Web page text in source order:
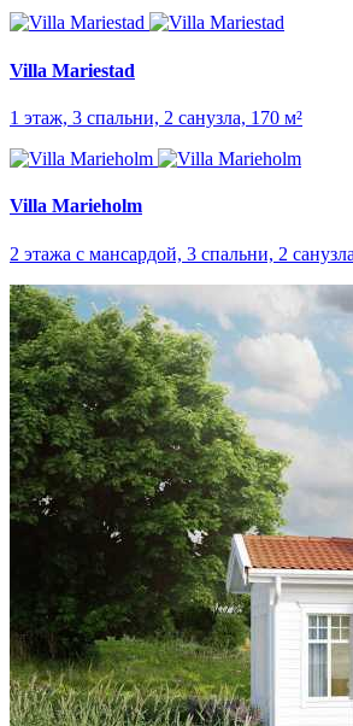
Villa Mariestad
1 этаж, 3 спальни, 2 санузла, 170 м²
Villa Marieholm
2 этажа с мансардой, 3 спальни, 2